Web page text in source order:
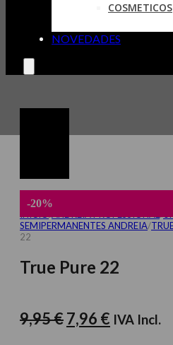
COSMETICOS
NOVEDADES
-20%
SEMIPERMANENTES ANDREIA/
22
True Pure 22
9,95€El
7,96 € El
IVA Incl.